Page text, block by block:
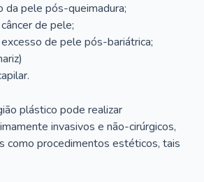
da pele pós-queimadura;
de pele;
de pele pós-bariátrica;
plástico pode realizar
invasivos e não-cirúrgicos,
como procedimentos estéticos, tais